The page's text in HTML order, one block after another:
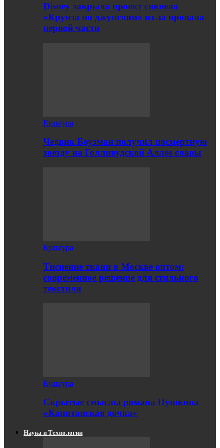
Disney закрыла проект сиквела
«Круиза по джунглям» из-за провала
первой части
Культура
Чедвик Боузман получил посмертную
звезду на Голливудской Аллее славы
Культура
Тиснение ткани в Москве оптом:
современное решение для стильного
текстиля
Культура
Скрытые смыслы романа Пушкина
«Капитанская дочка»
Наука и Технологии